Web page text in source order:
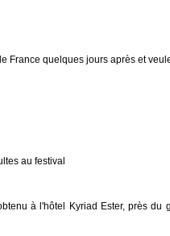
France quelques jours après et
au festival
à l'hôtel Kyriad Ester, près du